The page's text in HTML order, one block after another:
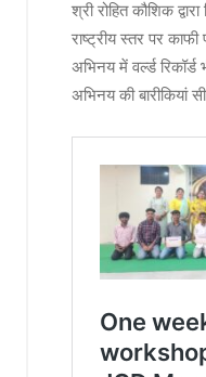
श्री रोहित कौशिक
राष्ट्रीय स्तर पर
अभिनय में वर्ल्ड रिकॉर्ड
अभिनय की बारीकियां